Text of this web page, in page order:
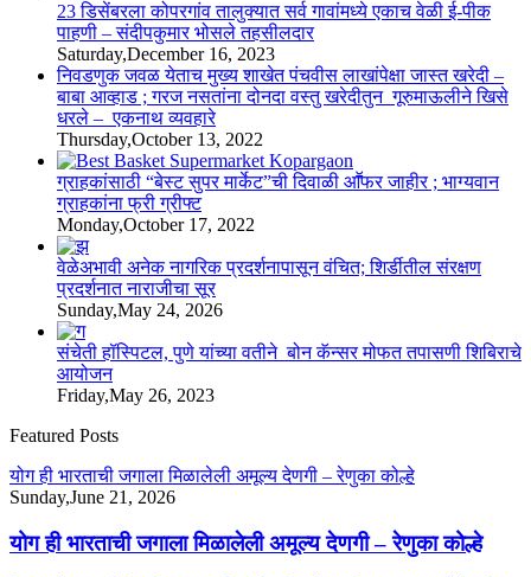
23 डिसेंबरला कोपरगांव तालुक्‍यात सर्व गावांमध्ये एकाच वेळी ई-पीक
पाहणी – संदीपकुमार भोसले तहसीलदार
Saturday,December 16, 2023
निवडणुक जवळ येताच मुख्य शाखेत पंचवीस लाखांपेक्षा जास्त खरेदी –
बाबा आव्हाड ; गरज नसतांना दोनदा वस्तु खरेदीतुन गूरुमाऊलीने खिसे
धरले – एकनाथ व्यवहारे
Thursday,October 13, 2022
ग्राहकांसाठी “बेस्ट सुपर मार्केट”ची दिवाळी आॕफर जाहीर ; भाग्यवान
ग्राहकांना फ्री ग्रीफ्ट
Monday,October 17, 2022
वेळेअभावी अनेक नागरिक प्रदर्शनापासून वंचित; शिर्डीतील संरक्षण
प्रदर्शनात नाराजीचा सूर
Sunday,May 24, 2026
संचेती हॉस्पिटल, पुणे यांच्या वतीने बोन कॅन्सर मोफत तपासणी शिबिराचे
आयोजन
Friday,May 26, 2023
Featured Posts
योग ही भारताची जगाला मिळालेली अमूल्य देणगी – रेणुका कोल्हे
Sunday,June 21, 2026
योग ही भारताची जगाला मिळालेली अमूल्य देणगी – रेणुका कोल्हे